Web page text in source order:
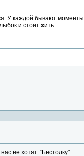
У каждой бывают моменты
и стоит жить.
не хотят: "Бестолку".